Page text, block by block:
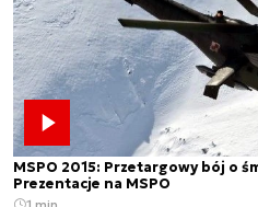
MSPO 2015: Przetargowy bój o
Prezentacje na MSPO